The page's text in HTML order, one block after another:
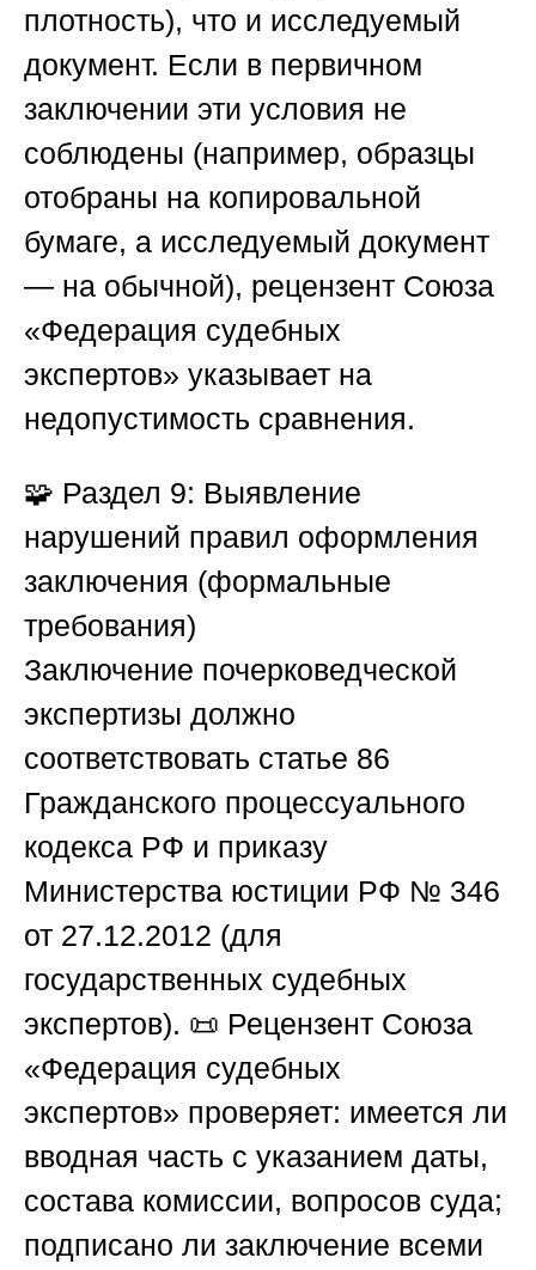
плотность), что и исследуемый
документ. Если в первичном
заключении эти условия не
соблюдены (например, образцы
отобраны на копировальной
бумаге, а исследуемый документ
— на обычной), рецензент Союза
«Федерация судебных
экспертов» указывает на
недопустимость сравнения.
🧩 Раздел 9: Выявление
нарушений правил оформления
заключения (формальные
требования)
Заключение почерковедческой
экспертизы должно
соответствовать статье 86
Гражданского процессуального
кодекса РФ и приказу
Министерства юстиции РФ № 346
от 27.12.2012 (для
государственных судебных
экспертов). 📜 Рецензент Союза
«Федерация судебных
экспертов» проверяет: имеется ли
вводная часть с указанием даты,
состава комиссии, вопросов суда;
подписано ли заключение всеми